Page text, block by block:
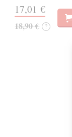
17,01 €
18,90 € ?